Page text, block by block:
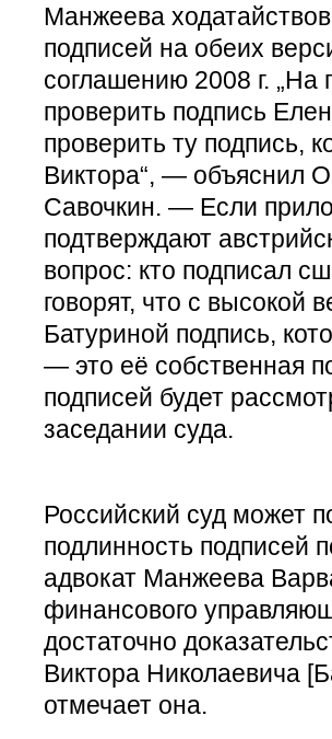
Манжеева
подписей на обеих
соглашению 2008 г.
проверить подпись
проверить ту подпись,
Виктора“, — объяснил
Савочкин. — Если
подтверждают
вопрос: кто подписал
говорят, что с высокой
Батуриной подпись,
— это её собственная
подписей будет
заседании суда.
Российский суд может
подлинность подписей
адвокат Манжеева
финансового
достаточно
Виктора Николаевича
отмечает она.